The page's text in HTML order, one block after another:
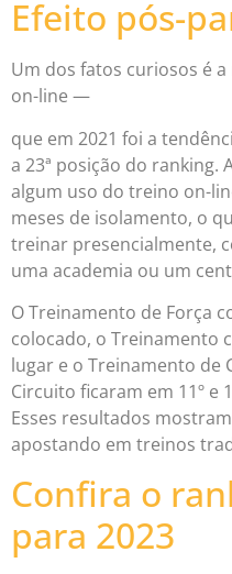
Efeito pós-
Um dos fatos curiosos é
on-line —
que em 2021 foi a
a 23ª posição do ranking.
algum uso do treino on-
meses de isolamento, o
treinar presencialmente,
uma academia ou um
O Treinamento de Força
colocado, o Treinamento
lugar e o Treinamento de
Circuito ficaram em 11º e
Esses resultados
apostando em treinos
Confira o
para 2023